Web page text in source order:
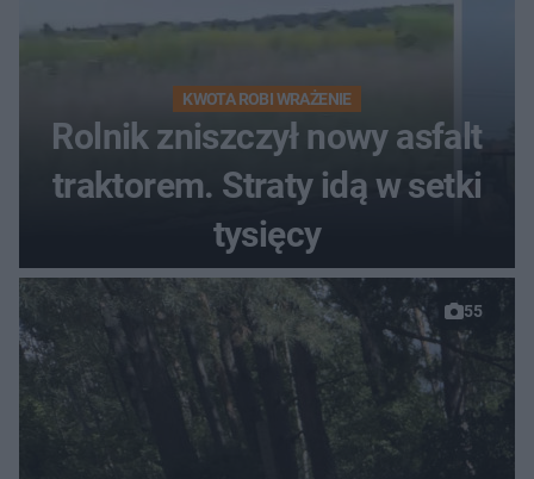
KWOTA ROBI WRAŻENIE
Rolnik zniszczył nowy asfalt
traktorem. Straty idą w setki
tysięcy
55